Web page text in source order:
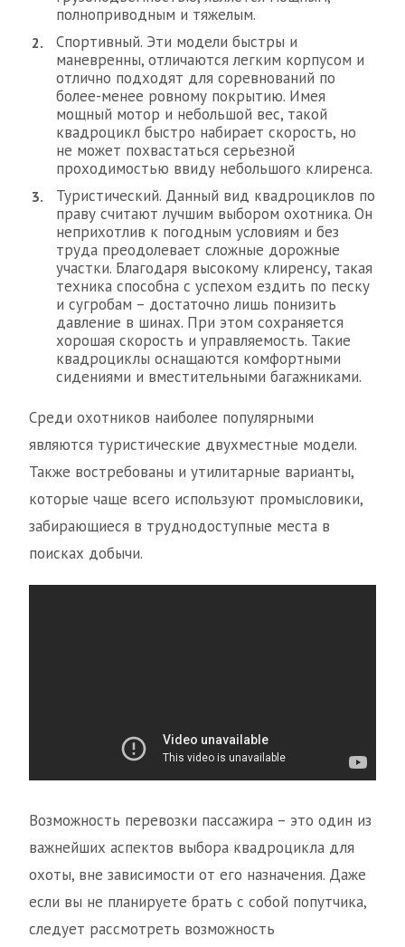
полноприводным и тяжелым.
Спортивный. Эти модели быстры и
маневренны, отличаются легким корпусом и
отлично подходят для соревнований по
более-менее ровному покрытию. Имея
мощный мотор и небольшой вес, такой
квадроцикл быстро набирает скорость, но
не может похвастаться серьезной
проходимостью ввиду небольшого клиренса.
Туристический. Данный вид квадроциклов по
праву считают лучшим выбором охотника. Он
неприхотлив к погодным условиям и без
труда преодолевает сложные дорожные
участки. Благодаря высокому клиренсу, такая
техника способна с успехом ездить по песку
и сугробам – достаточно лишь понизить
давление в шинах. При этом сохраняется
хорошая скорость и управляемость. Такие
квадроциклы оснащаются комфортными
сидениями и вместительными багажниками.
Среди охотников наиболее популярными
являются туристические двухместные модели.
Также востребованы и утилитарные варианты,
которые чаще всего используют промысловики,
забирающиеся в труднодоступные места в
поисках добычи.
Возможность перевозки пассажира – это один из
важнейших аспектов выбора квадроцикла для
охоты, вне зависимости от его назначения. Даже
если вы не планируете брать с собой попутчика,
следует рассмотреть возможность